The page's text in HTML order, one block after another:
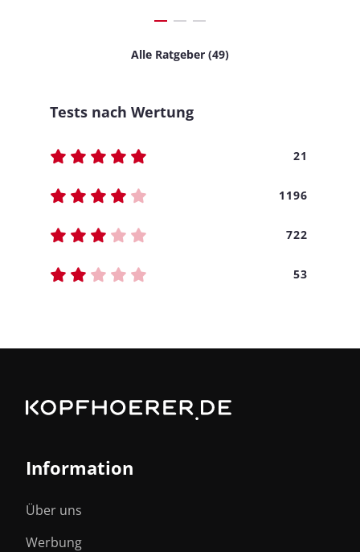
Alle Ratgeber (49)
Tests nach Wertung
21
1196
722
53
Information
Über uns
Werbung